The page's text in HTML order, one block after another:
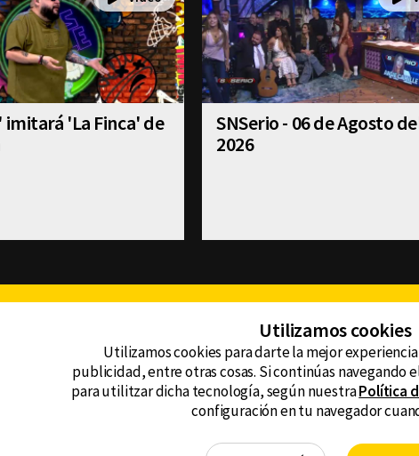
imitará 'La Finca' de
SNSerio - 06 de Agosto
2026
© CANAL 6 2026
total o parcial, incluyendo
CONTACTO
AVISO DE
AVISO LEGAL
Utilizamos cookies
Utilizamos cookies para darte la mejor
publicidad, entre otras cosas. Si continúas navegando
para utilitzar dicha tecnología, según nuestraPolítica
configuración en tu navegador